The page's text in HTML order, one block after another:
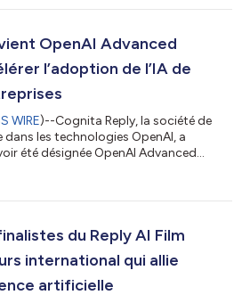
Tous les indicateurs sont positifs
millions d'euros, contre 223,7 millions
OpenAI Advanced
l’adoption de l’IA de
WIRE)--Cognita Reply, la société de
dans les technologies OpenAI, a
été désignée OpenAI Advanced
commercialiser et fournir des
expertise sectorielle approfondie, de
du Reply AI Film
international qui allie
artificielle